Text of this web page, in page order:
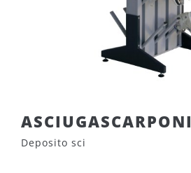
ASCIUGASCARPONI
Deposito sci